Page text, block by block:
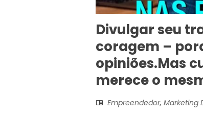
Divulgar seu
coragem –
opiniões.Mas
merece o
Empreendedor, Marketing